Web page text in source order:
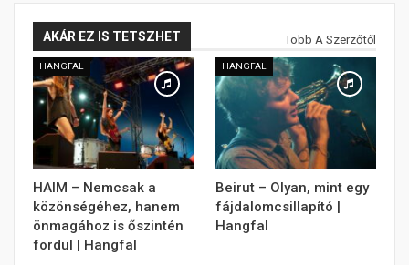
AKÁR EZ IS TETSZHET Több A Szerzőtől
HANGFAL
HAIM – Nemcsak a
közönségéhez, hanem
önmagához is őszintén
fordul | Hangfal
HANGFAL
Beirut – Olyan, mint egy
fájdalomcsillapító |
Hangfal